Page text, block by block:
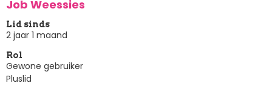
Job Weessies
Lid sinds
2 jaar 1 maand
Rol
Gewone gebruiker
Pluslid